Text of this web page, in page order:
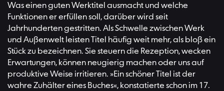
Was einen guten Werktitel ausmacht und welche
Funktionen er erfüllen soll, darüber wird seit
Jahrhunderten gestritten. AlsSchwelle zwischen Werk
und Außenwelt leisten Titel häufig weit mehr, als bloß ein
Stück zu bezeichnen. Sie steuern die Rezeption, wecken
Erwartungen, können neugierig machen oder uns auf
produktive Weise irritieren. »Ein schöner Titel ist der
wahre Zuhälter eines Buches«, konstatierte schon im 17.